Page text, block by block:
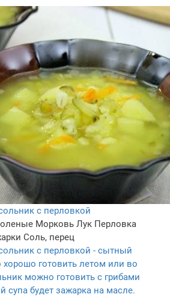
с перловкой
Морковь Лук Перловка
Соль, перец
с перловкой - сытный
хорошо готовить летом или во
можно готовить с грибами
супа будет зажарка на масле.